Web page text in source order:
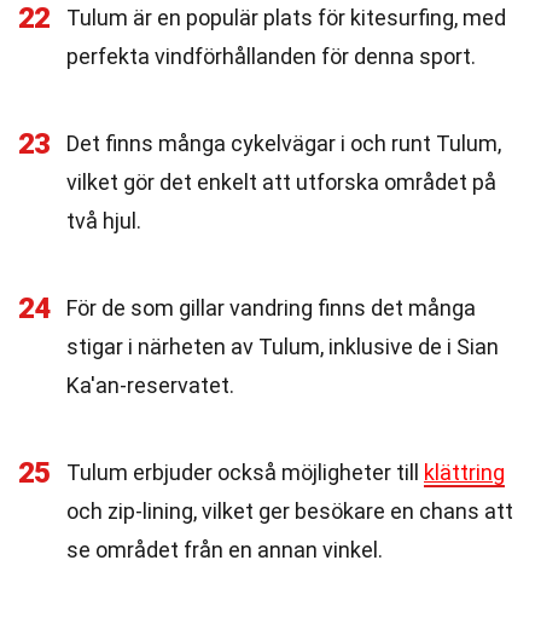
22
Tulum är en populär plats för kitesurfing, med
perfekta vindförhållanden för denna sport.
23
Det finns många cykelvägar i och runt Tulum,
vilket gör det enkelt att utforska området på
två hjul.
24
För de som gillar vandring finns det många
stigar i närheten av Tulum, inklusive de i Sian
Ka'an-reservatet.
25 Tulum erbjuder också möjligheter till klättring
och zip-lining, vilket ger besökare en chans att
se området från en annan vinkel.